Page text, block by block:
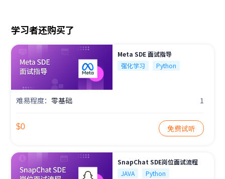
学习者还购买了
Meta SDE 面试指导
强化学习
Python
难易程度：零基础 1
$0 免费试听
SnapChat SDE岗位面试流程
JAVA
Python